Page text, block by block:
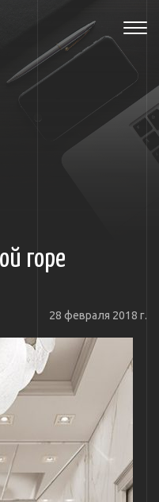
горе
28 февраля 2018 г.